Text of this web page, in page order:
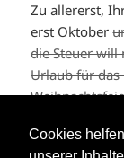
Cookies
Zu allererst,
erst Oktober
die Steuer will
Urlaub für das